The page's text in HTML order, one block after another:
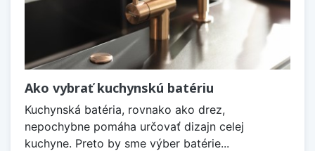
Ako vybrať kuchynskú batériu
Kuchynská batéria, rovnako ako drez,
nepochybne pomáha určovať dizajn celej
kuchyne. Preto by sme výber batérie...